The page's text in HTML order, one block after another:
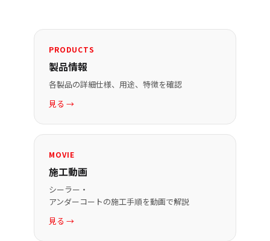
PRODUCTS
製品情報
各製品の詳細仕様、用途、特徴を確認
見る →
MOVIE
施工動画
シーラー・
アンダーコートの施工手順を動画で解説
見る →